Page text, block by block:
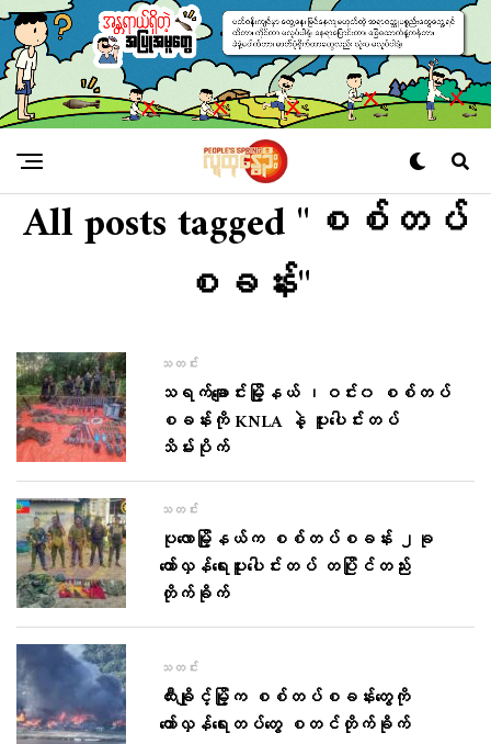
All posts tagged "စစ်တပ်
စခန်း"
သတင်း
သရက်ချောင်းမြို့နယ် ၊ဝင်း၀ စစ်တပ်
စခန်းကို KNLA နဲ့ ပူးပေါင်းတပ်
သိမ်းပိုက်
သတင်း
ပုလောမြို့နယ်က စစ်တပ်စခန်း ၂ခု
တော်လှန်ရေးပူးပေါင်းတပ် တပြိုင်တည်း
တိုက်ခိုက်
သတင်း
ထီးချိုင့်မြို့က စစ်တပ်စခန်းတွေကို
တော်လှန်ရေးတပ်တွေ စတင်တိုက်ခိုက်